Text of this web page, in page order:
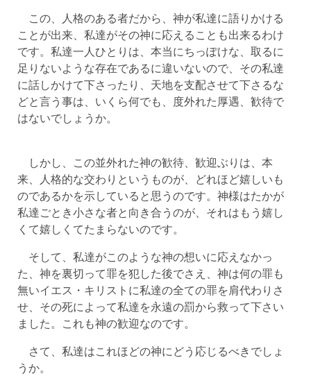
この、人格のある者だから、神が私達に語りかける
ことが出来、私達がその神に応えることも出来るわけ
です。私達一人ひとりは、本当にちっぽけな、取るに
足りないような存在であるに違いないので、その私達
に話しかけて下さったり、天地を支配させて下さるな
どと言う事は、いくら何でも、度外れた厚遇、歓待で
はないでしょうか。
しかし、この並外れた神の歓待、歓迎ぶりは、本
来、人格的な交わりというものが、どれほど嬉しいも
のであるかを示していると思うのです。神様はたかが
私達ごとき小さな者と向き合うのが、それはもう嬉し
くて嬉しくてたまらないのです。
そして、私達がこのような神の想いに応えなかっ
た、神を裏切って罪を犯した後でさえ、神は何の罪も
無いイエス・キリストに私達の全ての罪を肩代わりさ
せ、その死によって私達を永遠の罰から救って下さい
ました。これも神の歓迎なのです。
さて、私達はこれほどの神にどう応じるべきでしょ
うか。